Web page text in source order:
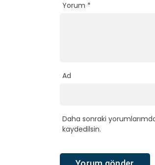
Yorum *
Ad
Daha sonraki
kaydedilsin.